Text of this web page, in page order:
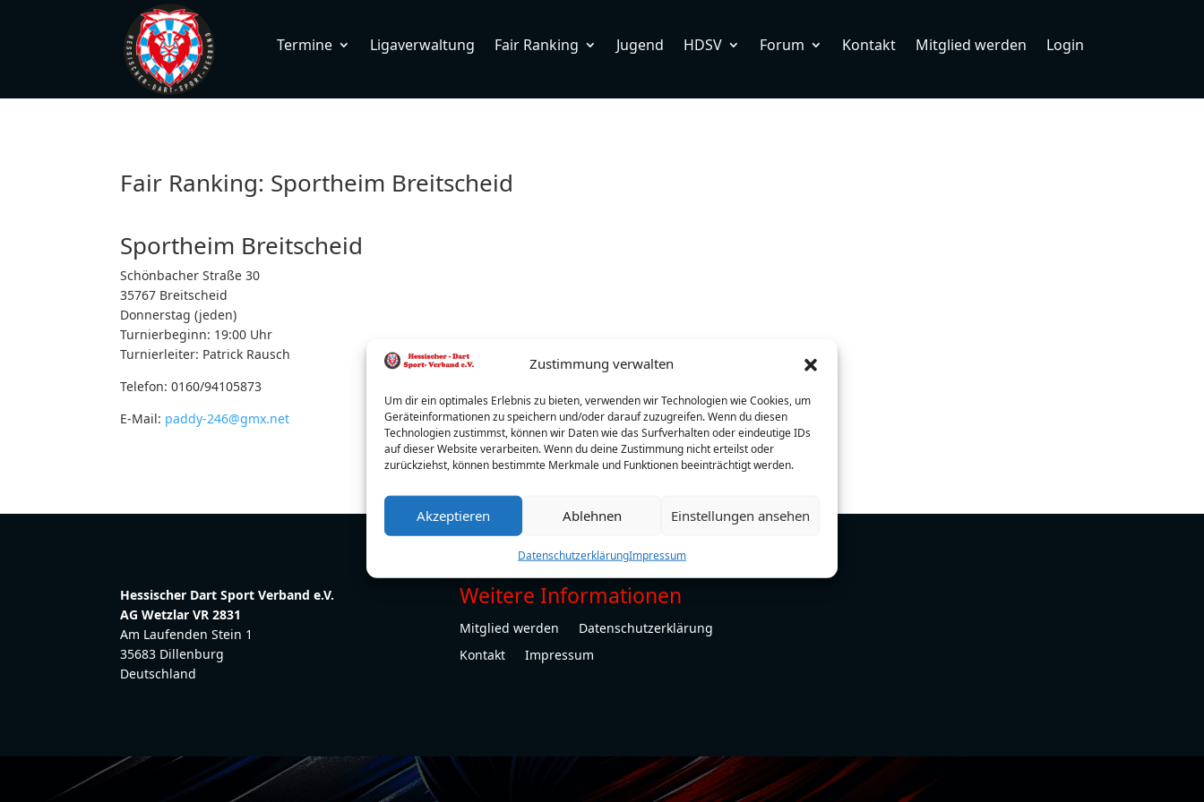
Zustimmung verwalten
Um dir ein optimales Erlebnis zu bieten, verwenden wir Technologien wie Cookies, um
Geräteinformationen zu speichern und/oder darauf zuzugreifen. Wenn du diesen
Technologien zustimmst, können wir Daten wie das Surfverhalten oder eindeutige IDs
auf dieser Website verarbeiten. Wenn du deine Zustimmung nicht erteilst oder
zurückziehst, können bestimmte Merkmale und Funktionen beeinträchtigt werden.
Akzeptieren Ablehnen Einstellungen ansehen
DatenschutzerklärungImpressum
Termine Ligaverwaltung Fair Ranking Jugend HDSV Forum Kontakt Mitglied werden Login
Fair Ranking: Sportheim Breitscheid
Sportheim Breitscheid
Schönbacher Straße 30
35767 Breitscheid
Donnerstag (jeden)
Turnierbeginn: 19:00 Uhr
Turnierleiter: Patrick Rausch
Telefon: 0160/94105873
E-Mail: paddy-246@gmx.net
Hessischer Dart Sport Verband e.V.
AG Wetzlar VR 2831
Am Laufenden Stein 1
35683 Dillenburg
Deutschland
Weitere Informationen
Mitglied werden
Datenschutzerklärung
Kontakt
Impressum